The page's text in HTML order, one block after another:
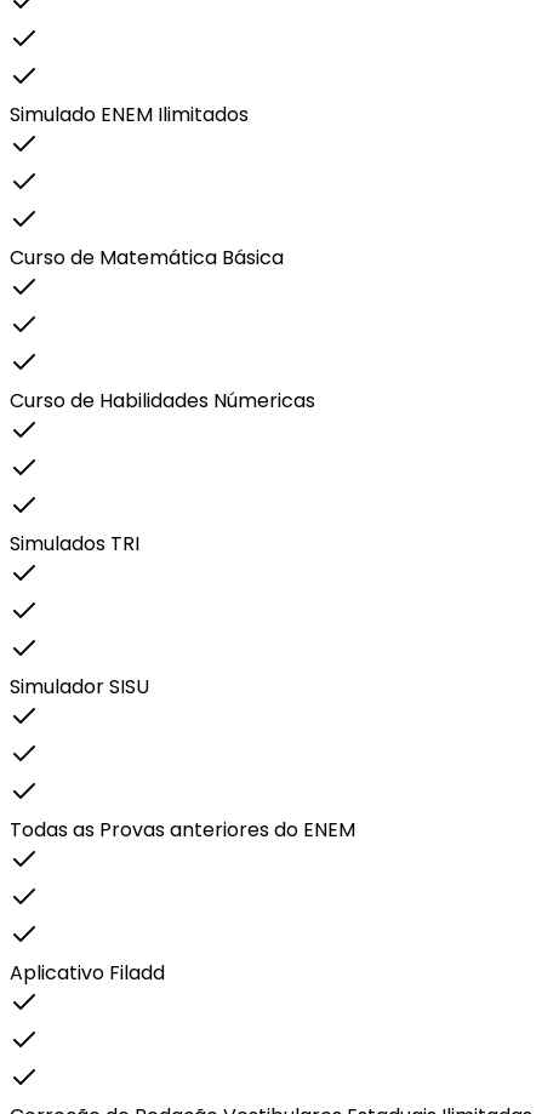
Simulado ENEM Ilimitados
Curso de Matemática Básica
Curso de Habilidades Númericas
Simulados TRI
Simulador SISU
Todas as Provas anteriores do ENEM
Aplicativo Filadd